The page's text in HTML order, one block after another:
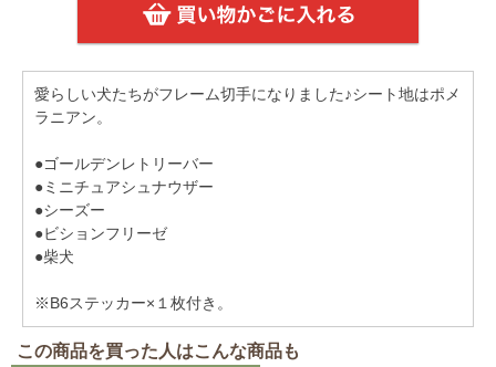
愛らしい犬たちがフレーム切手になりました♪シート地はポメ
ラニアン。
●ゴールデンレトリーバー
●ミニチュアシュナウザー
●シーズー
●ビションフリーゼ
●柴犬
※B6ステッカー×１枚付き。
この商品を買った人はこんな商品も